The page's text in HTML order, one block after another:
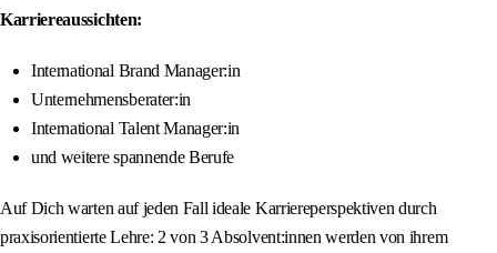
Karriereaussichten:
International Brand Manager:in
Unternehmensberater:in
International Talent Manager:in
und weitere spannende Berufe
Auf Dich warten auf jeden Fall ideale Karriereperspektiven durch
praxisorientierte Lehre: 2 von 3 Absolvent:innen werden von ihrem